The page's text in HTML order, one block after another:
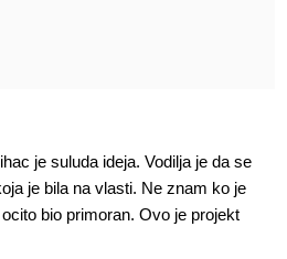
je suluda ideja. Vodilja je da se
je bila na vlasti. Ne znam ko je
bio primoran. Ovo je projekt